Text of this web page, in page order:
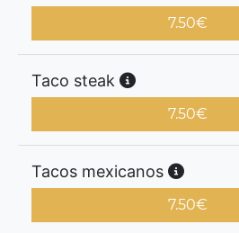
7.50€
Taco steak
7.50€
Tacos mexicanos
7.50€